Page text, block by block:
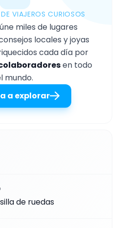
VIAJEROS CURIOSOS
miles de lugares
locales y joyas
cada día por
en todo
mundo.
a explorar
de ruedas